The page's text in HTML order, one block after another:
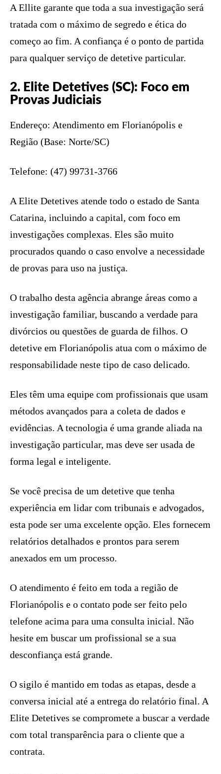
A Ellite garante que toda a sua investigação será
tratada com o máximo de segredo e ética do
começo ao fim. A confiança é o ponto de partida
para qualquer serviço de detetive particular.
2. Elite Detetives (SC): Foco em
Provas Judiciais
Endereço: Atendimento em Florianópolis e
Região (Base: Norte/SC)
Telefone: (47) 99731-3766
A Elite Detetives atende todo o estado de Santa
Catarina, incluindo a capital, com foco em
investigações complexas. Eles são muito
procurados quando o caso envolve a necessidade
de provas para uso na justiça.
O trabalho desta agência abrange áreas como a
investigação familiar, buscando a verdade para
divórcios ou questões de guarda de filhos. O
detetive em Florianópolis atua com o máximo de
responsabilidade neste tipo de caso delicado.
Eles têm uma equipe com profissionais que usam
métodos avançados para a coleta de dados e
evidências. A tecnologia é uma grande aliada na
investigação particular, mas deve ser usada de
forma legal e inteligente.
Se você precisa de um detetive que tenha
experiência em lidar com tribunais e advogados,
esta pode ser uma excelente opção. Eles fornecem
relatórios detalhados e prontos para serem
anexados em um processo.
O atendimento é feito em toda a região de
Florianópolis e o contato pode ser feito pelo
telefone acima para uma consulta inicial. Não
hesite em buscar um profissional se a sua
desconfiança está grande.
O sigilo é mantido em todas as etapas, desde a
conversa inicial até a entrega do relatório final. A
Elite Detetives se compromete a buscar a verdade
com total transparência para o cliente que a
contrata.